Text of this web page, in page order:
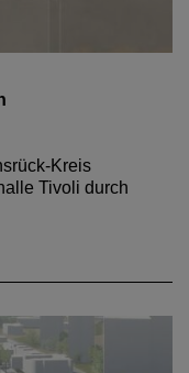
Kreis
Tivoli durch